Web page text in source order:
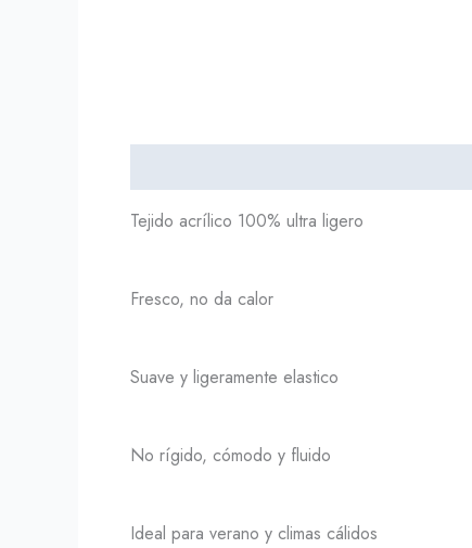
Tejido acrílico 100% ultra ligero
Fresco, no da calor
Suave y ligeramente elastico
No rígido, cómodo y fluido
Ideal para verano y climas cálidos